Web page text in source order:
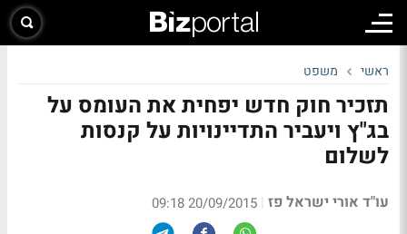
ראשי משפט
תזכיר חוק חדש יפחית את העומס על
בג"ץ ויעביר התדיינויות על קנסות
לשלום
עו"ד אורי ישראל פז |
20/09/2015 09:18